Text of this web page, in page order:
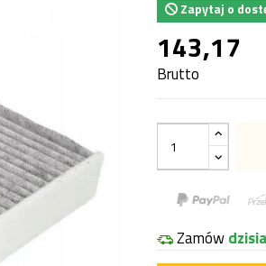
Zapytaj o
143,17
Brutto
Zamów